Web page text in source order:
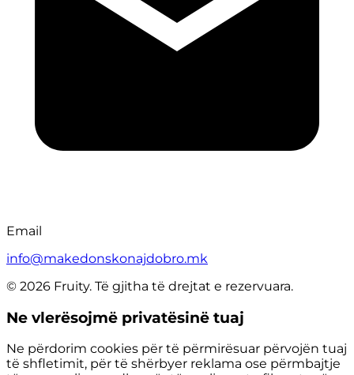
Email
info@makedonskonajdobro.mk
© 2026 Fruity. Të gjitha të drejtat e rezervuara.
Ne vlerësojmë privatësinë tuaj
Ne përdorim cookies për të përmirësuar përvojën tuaj
të shfletimit, për të shërbyer reklama ose përmbajtje